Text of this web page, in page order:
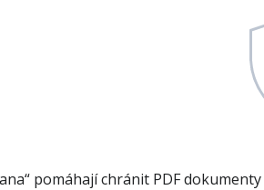
pomáhají chránit PDF